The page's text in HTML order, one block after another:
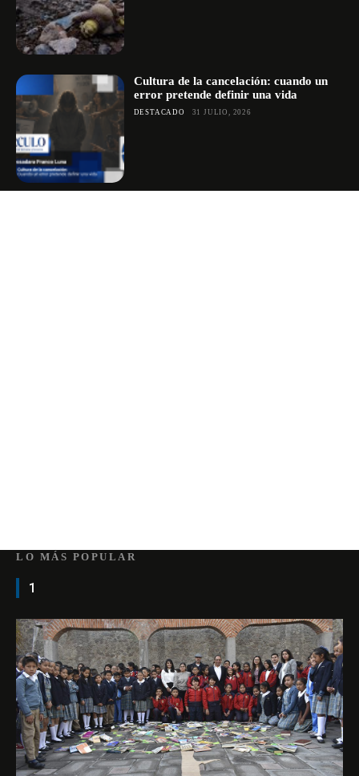
Cultura de la cancelación: cuando un
error pretende definir una vida
DESTACADO 31 JULIO, 2026
LO MÁS POPULAR
1